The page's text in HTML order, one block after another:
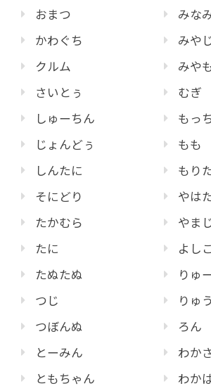
おまつ
かわぐち
クルム
さいとぅ
しゅーちん
じょんどぅ
しんたに
そにどり
たかむら
たに
たぬたぬ
つじ
つぼんぬ
とーみん
ともちゃん
みな
みや
みや
むぎ
もっ
もも
もり
やは
やま
よしこ
りゅ
りゅ
ろん
わか
わか